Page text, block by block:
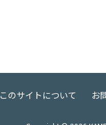
このサイトについて お